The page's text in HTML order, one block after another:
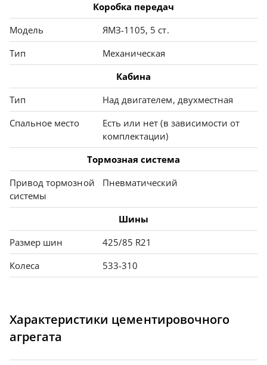
Коробка передач
Модель
ЯМЗ-1105, 5 ст.
Тип
Механическая
Кабина
Тип
Над двигателем, двухместная
Спальное место
Есть или нет (в зависимости от
комплектации)
Тормозная система
Привод тормозной
системы
Пневматический
Шины
Размер шин
425/85 R21
Колеса
533-310
Характеристики цементировочного
агрегата